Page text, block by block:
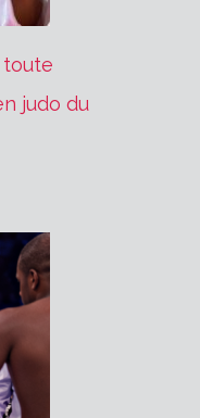
toute
judo du